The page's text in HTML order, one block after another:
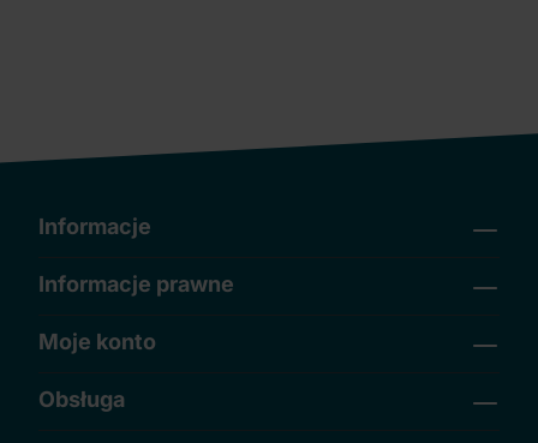
Informacje
Informacje prawne
Moje konto
Obsługa